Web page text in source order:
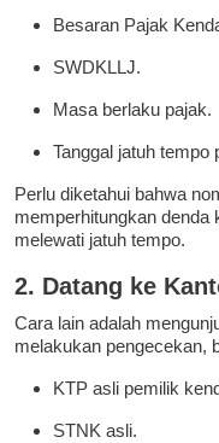
Besaran Pajak
SWDKLLJ.
Masa berlaku pajak.
Tanggal jatuh tempo
Perlu diketahui bahwa
memperhitungkan denda
melewati jatuh tempo.
2. Datang ke
Cara lain adalah
melakukan pengecekan,
KTP asli pemilik
STNK asli.